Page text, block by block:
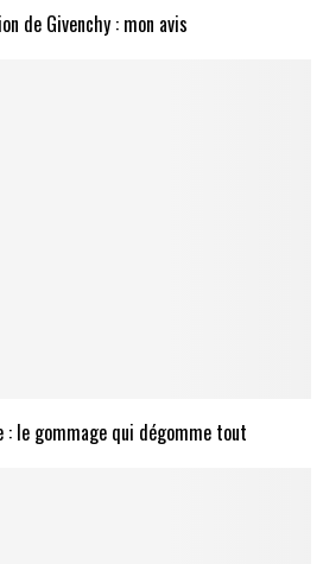
de Givenchy : mon avis
: le gommage qui dégomme tout